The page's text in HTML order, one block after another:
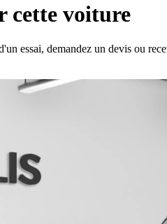
cette voiture
essai, demandez un devis ou